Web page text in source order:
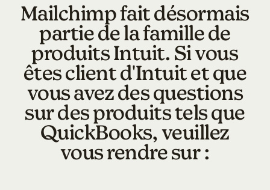
Mailchimp fait désormais
partie de la famille de
produits Intuit. Si vous
êtes client d'Intuit et que
vous avez des questions
sur des produits tels que
QuickBooks, veuillez
vous rendre sur :